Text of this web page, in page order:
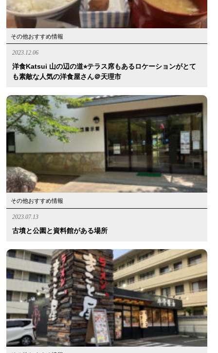
その他おすすめ情報
2023.12.06
洋食Katsui 山の辺の道⭐︎テラス席もあるロケーションがとて
も素敵な人気の洋食屋さん＠天理市
その他おすすめ情報
2023.07.13
古墳と公園と資料館がある場所